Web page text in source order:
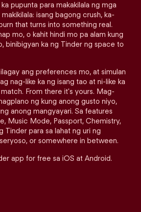
pupunta para makakilala ng mga
isang bagong crush, ka-
that turns into something real.
mo, o kahit hindi mo pa alam kung
binibigyan ka ng Tinder ng space to
ang preferences mo, at simulan
nag-like ka ng isang tao at ni-like ka
From there it's yours. Mag-
ng kung anong gusto niyo,
anong mangyayari. Sa features
Music Mode, Passport, Chemistry,
Tinder para sa lahat ng uri ng
or somewhere in between.
app for free sa iOS at Android.